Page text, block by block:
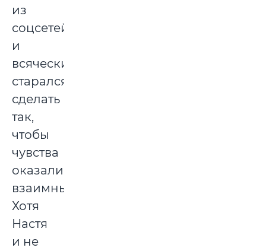
из
соцсетей,
и
всячески
старался
сделать
так,
чтобы
чувства
оказались
взаимными.
Хотя
Настя
и не